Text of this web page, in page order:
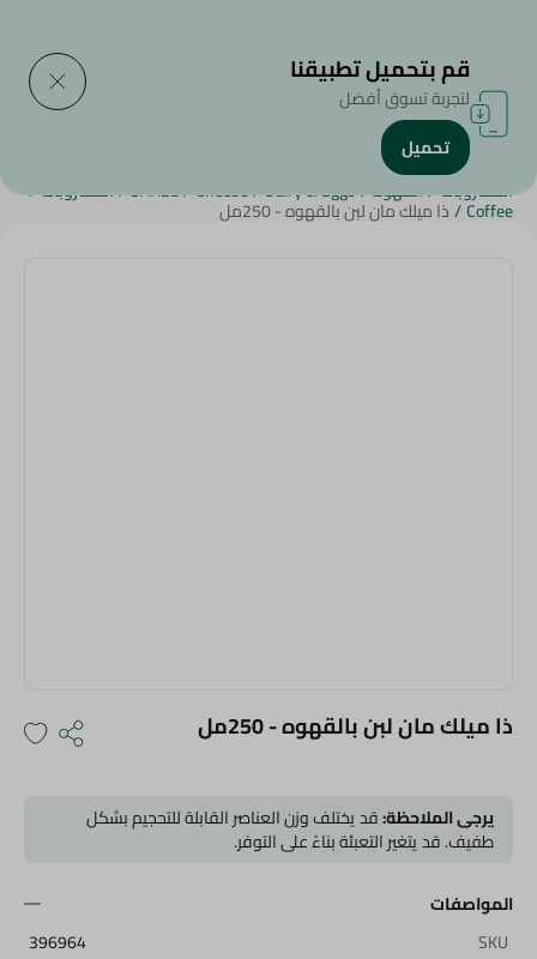
الرئيسية/الجبن,منتجات الألبان والبيض
المشروبات/القهوة/
Dairy & Eggs
/
Cheese
/
SAHEL
/المشروبات/
Coffee
/ذا ميلك مان لبن بالقهوه - 250مل
ذا ميلك مان لبن بالقهوه - 250مل
يرجى الملاحظة:قد يختلف وزن العناصر القابلة للتحجيم بشكل
طفيف. قد يتغير التعبئة بناءً على التوفر.
المواصفات
SKU
396964
قم بتحميل تطبيقنا
لتجربة تسوق أفضل
تحميل